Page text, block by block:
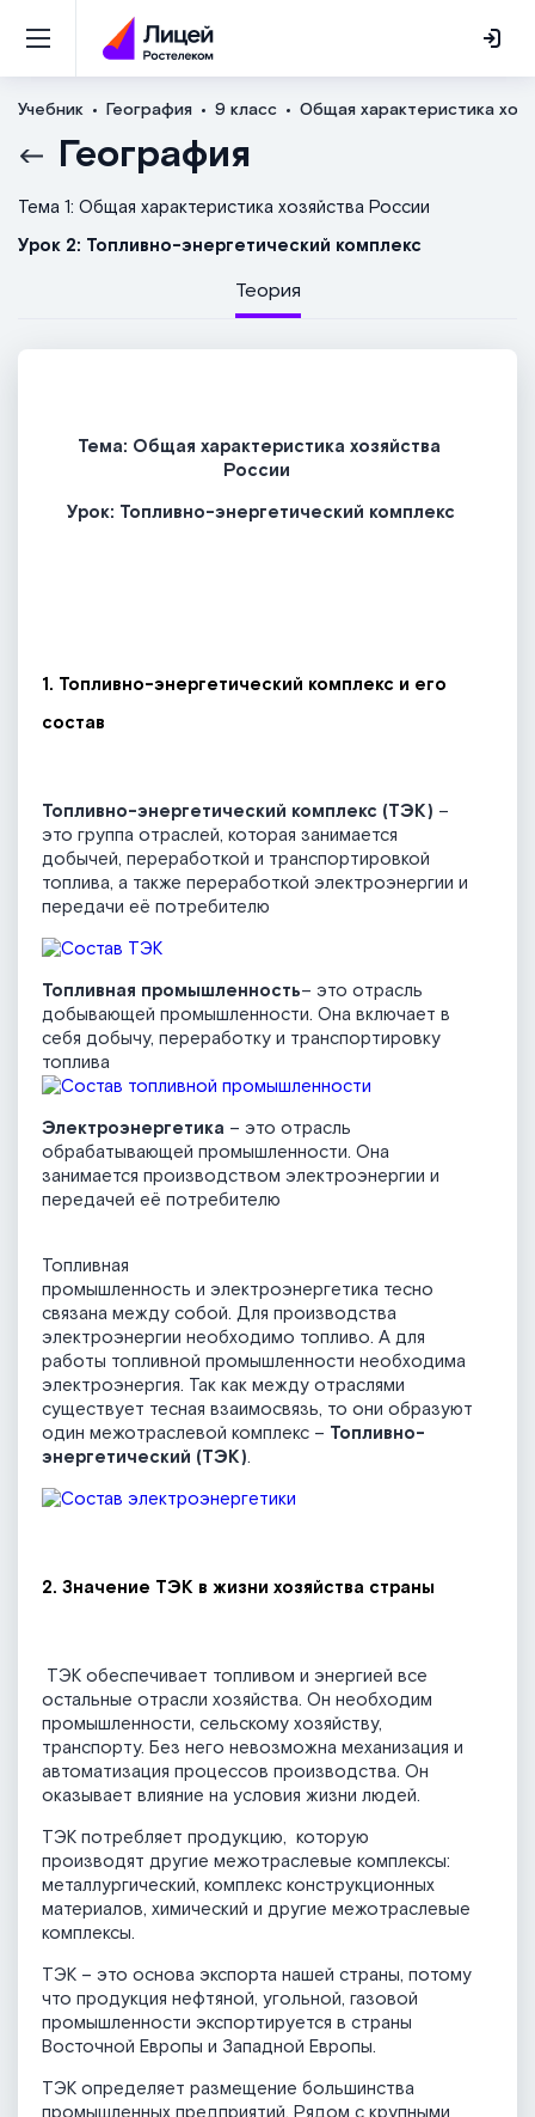
Учебник География 9 класс Общая характеристика
География
Тема 1: Общая характеристика хозяйства России
Урок 2: Топливно-энергетический комплекс
Теория
Тема: Общая характеристика хозяйства
России
Урок: Топливно-энергетический комплекс
1. Топливно-энергетический комплекс и его
состав
Топливно-энергетический комплекс (ТЭК) –
это группа отраслей, которая занимается
добычей, переработкой и транспортировкой
топлива, а также переработкой электроэнергии и
передачи её потребителю
Топливная промышленность– это отрасль
добывающей промышленности. Она включает в
себя добычу, переработку и транспортировку
топлива
Электроэнергетика – это отрасль
обрабатывающей промышленности. Она
занимается производством электроэнергии и
передачей её потребителю
Топливная
промышленность и электроэнергетика тесно
связана между собой. Для производства
электроэнергии необходимо топливо. А для
работы топливной промышленности необходима
электроэнергия. Так как между отраслями
существует тесная взаимосвязь, то они образуют
один межотраслевой комплекс – Топливно-
энергетический (ТЭК).
2. Значение ТЭК в жизни хозяйства страны
ТЭК обеспечивает топливом и энергией все
остальные отрасли хозяйства. Он необходим
промышленности, сельскому хозяйству,
транспорту. Без него невозможна механизация и
автоматизация процессов производства. Он
оказывает влияние на условия жизни людей.
ТЭК потребляет продукцию, которую
производят другие межотраслевые комплексы:
металлургический, комплекс конструкционных
материалов, химический и другие межотраслевые
комплексы.
ТЭК – это основа экспорта нашей страны, потому
что продукция нефтяной, угольной, газовой
промышленности экспортируется в страны
Восточной Европы и Западной Европы.
ТЭК определяет размещение большинства